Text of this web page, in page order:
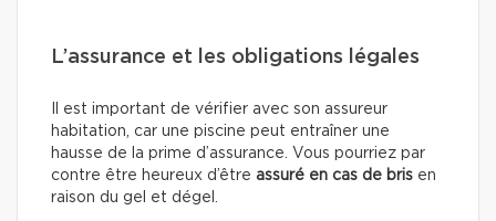
L’assurance et les obligations légales
Il est important de vérifier avec son assureur
habitation, car une piscine peut entraîner une
hausse de la prime d’assurance. Vous pourriez par
contre être heureux d’être assuré en cas de bris en
raison du gel et dégel.